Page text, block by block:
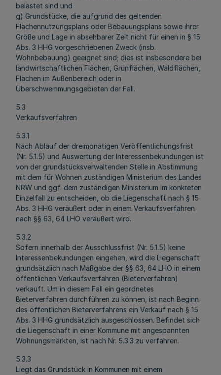
belastet sind und
g) Grundstücke, die aufgrund des geltenden
Flächennutzungsplans oder Bebauungsplans sowie ihrer
Größe und Lage in absehbarer Zeit nicht für einen in § 15
Abs. 3 HHG vorgeschriebenen Zweck (insb.
Wohnbebauung) geeignet sind; dies ist insbesondere bei
landwirtschaftlichen Flächen, Grünflächen, Waldflächen,
Flächen im Außenbereich oder in
Überschwemmungsgebieten der Fall.
5.3
Verkaufsverfahren
5.3.1
Nach Ablauf der dreimonatigen Veröffentlichungsfrist
(Nr. 5.1.5) und Auswertung der Interessenbekundungen ist
von der grundstücksverwaltenden Stelle in Abstimmung
mit dem für Wohnen zuständigen Ministerium des Landes
NRW und ggf. dem zuständigen Ministerium im konkreten
Einzelfall zu entscheiden, ob die Liegenschaft nach § 15
Abs. 3 HHG veräußert oder in einem Verkaufsverfahren
nach §§ 63, 64 LHO veräußert wird.
5.3.2
Sofern innerhalb der Ausschlussfrist (Nr. 5.1.5) keine
Interessenbekundungen eingehen, wird die Liegenschaft
grundsätzlich nach Maßgabe der §§ 63, 64 LHO in einem
öffentlichen Verkaufsverfahren (Bieterverfahren)
verkauft. Um in diesem Fall ein geordnetes
Bieterverfahren durchführen zu können, ist nach Beginn
des öffentlichen Bieterverfahrens ein Verkauf nach § 15
Abs. 3 HHG grundsätzlich ausgeschlossen. Befindet sich
die Liegenschaft in einer Kommune mit angespannten
Wohnungsmärkten, ist nach Nr. 5.3.3 zu verfahren.
5.3.3
Liegt das Grundstück in Kommunen mit einem